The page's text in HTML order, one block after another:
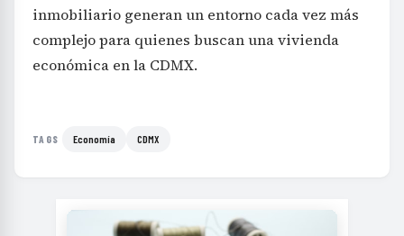
inmobiliario generan un entorno cada vez más
complejo para quienes buscan una vivienda
económica en la CDMX.
TAGS Economía CDMX